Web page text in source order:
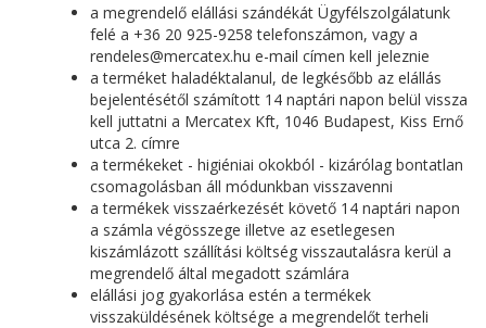
a megrendelő elállási szándékát Ügyfélszolgálatunk
felé a +36 20 925-9258 telefonszámon, vagy a
rendeles@mercatex.hu e-mail címen kell jeleznie
a terméket haladéktalanul, de legkésőbb az elállás
bejelentésétől számított 14 naptári napon belül vissza
kell juttatni a Mercatex Kft, 1046 Budapest, Kiss Ernő
utca 2. címre
a termékeket - higiéniai okokból - kizárólag bontatlan
csomagolásban áll módunkban visszavenni
a termékek visszaérkezését követő 14 naptári napon
a számla végösszege illetve az esetlegesen
kiszámlázott szállítási költség visszautalásra kerül a
megrendelő által megadott számlára
elállási jog gyakorlása estén a termékek
visszaküldésének költsége a megrendelőt terheli